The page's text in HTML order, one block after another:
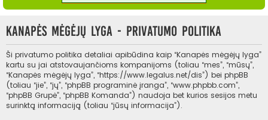
Kanapės mėgėjų lyga - Privatumo politika
Ši privatumo politika detaliai apibūdina kaip “Kanapės mėgėjų lyga”
kartu su jai atstovaujančioms kompanijoms (toliau “mes”, “mūsų”,
“Kanapės mėgėjų lyga”, “https://www.legalus.net/dis”) bei phpBB
(toliau “jie”, “jų”, “phpBB programinė įranga”, “www.phpbb.com”,
“phpBB Grupė”, “phpBB Komanda”) naudoja bet kurios sesijos metu
surinktą informaciją (toliau “jūsų informacija”).